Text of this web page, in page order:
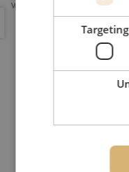
Vor 15:00 Uhr bestellt, am
STC, Sicherer
Targeting